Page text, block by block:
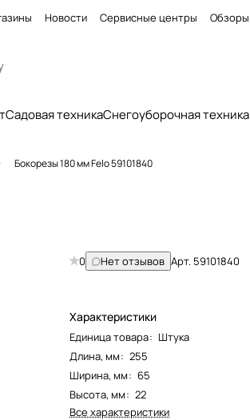
Новости Сервисные центры Обзоры
Садовая техникаСнегоуборочная техника
Бокорезы 180 мм Felo 59101840
0 Нет отзывов Арт. 59101840
Характеристики
Единица товара: Штука
Длина, мм: 255
Ширина, мм: 65
Высота, мм: 22
Все характеристики